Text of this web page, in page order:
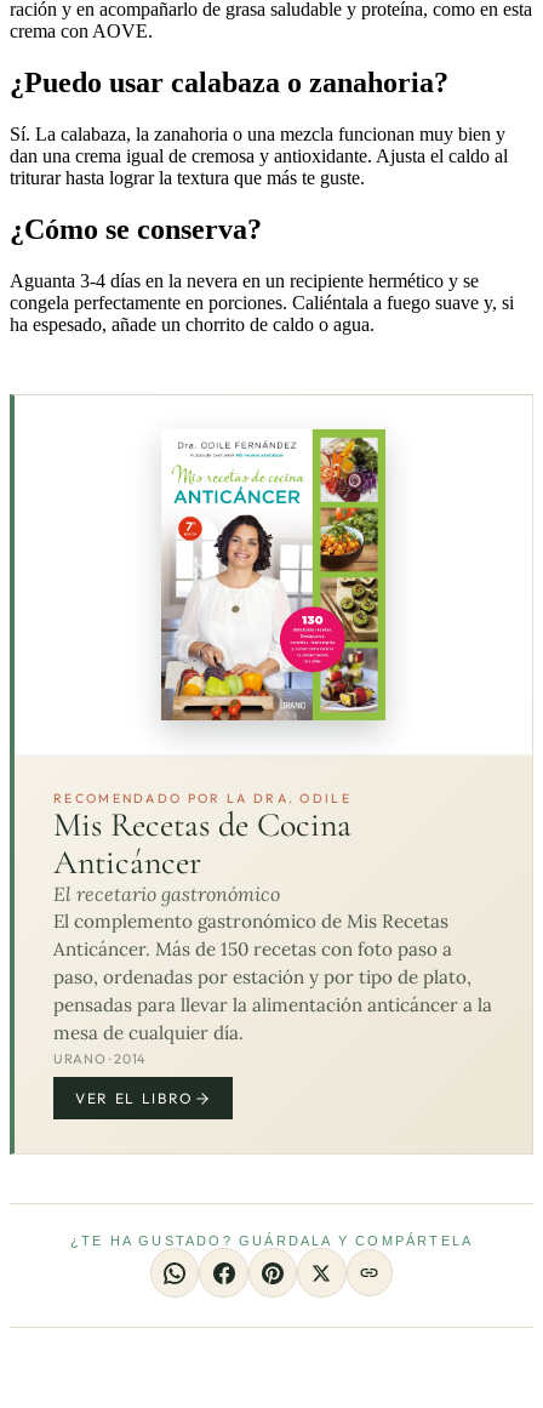
ración y en acompañarlo de grasa saludable y proteína, como en esta
crema con AOVE.
¿Puedo usar calabaza o zanahoria?
Sí. La calabaza, la zanahoria o una mezcla funcionan muy bien y
dan una crema igual de cremosa y antioxidante. Ajusta el caldo al
triturar hasta lograr la textura que más te guste.
¿Cómo se conserva?
Aguanta 3-4 días en la nevera en un recipiente hermético y se
congela perfectamente en porciones. Caliéntala a fuego suave y, si
ha espesado, añade un chorrito de caldo o agua.
RECOMENDADO POR LA DRA. ODILE
Mis Recetas de Cocina
Anticáncer
El recetario gastronómico
El complemento gastronómico de Mis Recetas
Anticáncer. Más de 150 recetas con foto paso a
paso, ordenadas por estación y por tipo de plato,
pensadas para llevar la alimentación anticáncer a la
mesa de cualquier día.
URANO · 2014
VER EL LIBRO
¿TE HA GUSTADO? GUÁRDALA Y COMPÁRTELA